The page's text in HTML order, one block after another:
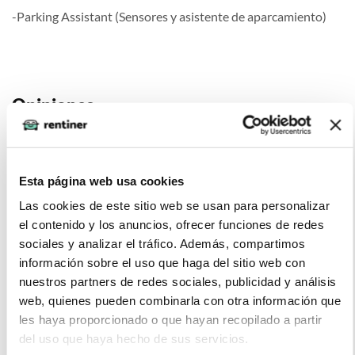
Esta página web usa cookies
Las cookies de este sitio web se usan para personalizar
el contenido y los anuncios, ofrecer funciones de redes
sociales y analizar el tráfico. Además, compartimos
información sobre el uso que haga del sitio web con
nuestros partners de redes sociales, publicidad y análisis
web, quienes pueden combinarla con otra información que
les haya proporcionado o que hayan recopilado a partir
del uso que haya hecho de sus servicios.
-Parking Assistant (Sensores y asistente de aparcamiento)
Opiniones
Tiene un motor fuerte y un interior moderno. Los materiales
son de primera calidad y el diseño es atractivo.
elena (2022-03-12)
Es caro y la visibilidad no es la mejor, sobre todo en carretera.